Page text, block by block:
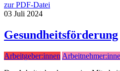
zur PDF-Datei
03 Juli 2024
Gesundheitsförderung
Arbeitgeber:innen